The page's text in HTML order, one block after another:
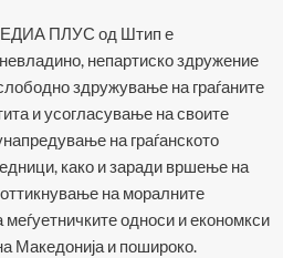
ПЛУС од Штип е
непартиско здружение
здружување на граѓаните
и усогласување на своите
на граѓанското
како и заради вршење на
на моралните
меѓуетничките односи и економкси
Македонија и пошироко.